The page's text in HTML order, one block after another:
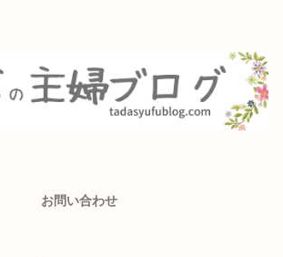
お問い合わせ